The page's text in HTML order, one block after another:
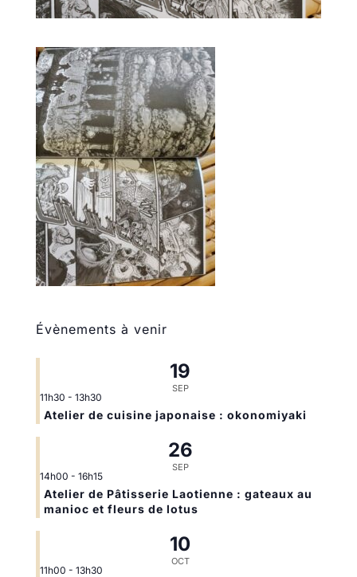
Évènements à venir
19
SEP
11h30 - 13h30
Atelier de cuisine japonaise : okonomiyaki
26
SEP
14h00 - 16h15
Atelier de Pâtisserie Laotienne : gateaux au
manioc et fleurs de lotus
10
OCT
11h00 - 13h30